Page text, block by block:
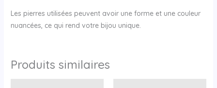
Les pierres utilisées peuvent avoir une forme et une couleur
nuancées, ce qui rend votre bijou unique.
Produits similaires